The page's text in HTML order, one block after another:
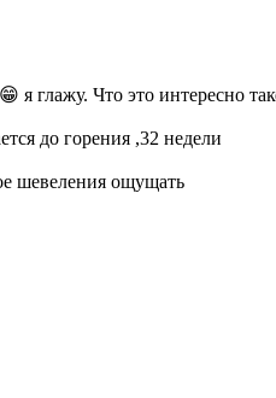
глажу. Что это интересно
до горения ,32 недели
шевеления ощущать